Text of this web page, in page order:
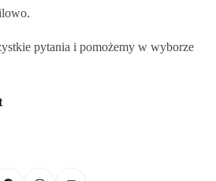
pytania i pomożemy w wyborze